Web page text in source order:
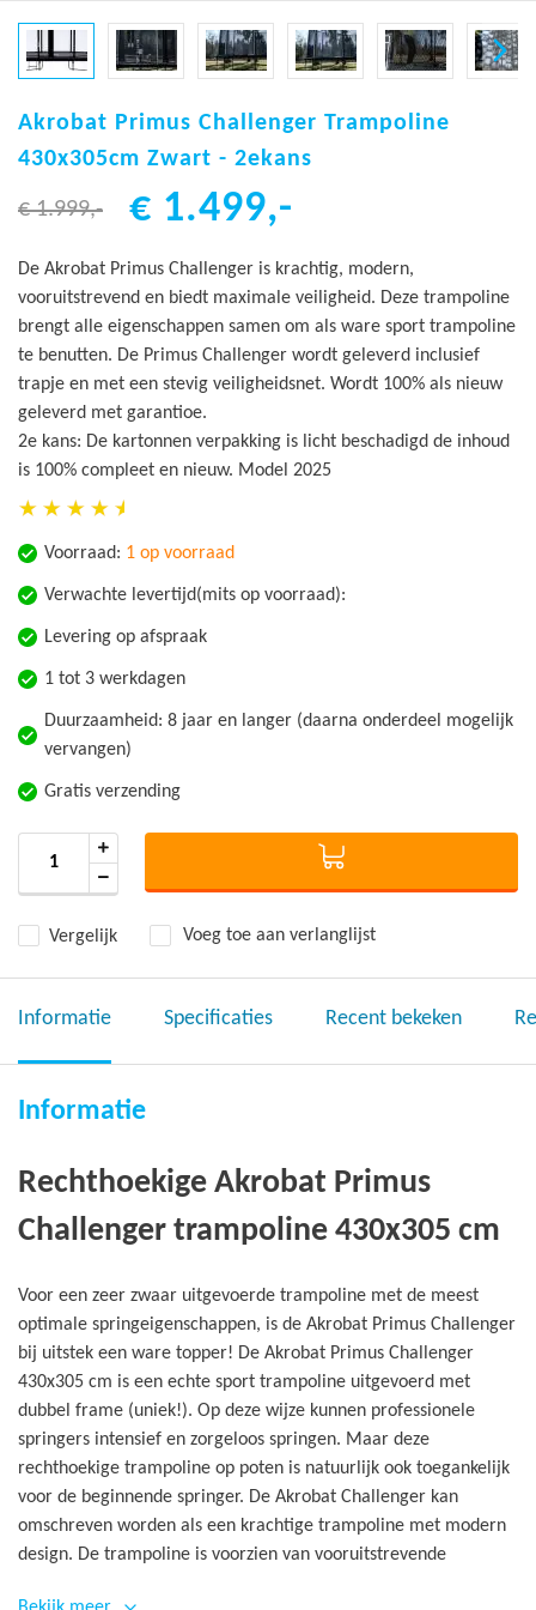
naar
het
van
afbeeldingen-
gallerij
Akrobat Primus Challenger Trampoline
430x305cm Zwart - 2ekans
€ 1.999,- € 1.499,-
De Akrobat Primus Challenger is krachtig, modern,
vooruitstrevend en biedt maximale veiligheid. Deze trampoline
brengt alle eigenschappen samen om als ware sport trampoline
te benutten. De Primus Challenger wordt geleverd inclusief
trapje en met een stevig veiligheidsnet. Wordt 100% als nieuw
geleverd met garantioe.
2e kans: De kartonnen verpakking is licht beschadigd de inhoud
is 100% compleet en nieuw. Model 2025
Voorraad: 1 op voorraad
Verwachte levertijd(mits op voorraad):
Levering op afspraak
1 tot 3 werkdagen
Duurzaamheid: 8 jaar en langer (daarna onderdeel mogelijk
vervangen)
Gratis verzending
Vergelijk Voeg toe aan verlanglijst
Informatie Specificaties Recent bekeken
Informatie
Rechthoekige Akrobat Primus
Challenger trampoline 430x305 cm
Voor een zeer zwaar uitgevoerde trampoline met de meest
optimale springeigenschappen, is de Akrobat Primus Challenger
bij uitstek een ware topper! De Akrobat Primus Challenger
430x305 cm is een echte sport trampoline uitgevoerd met
dubbel frame (uniek!). Op deze wijze kunnen professionele
springers intensief en zorgeloos springen. Maar deze
rechthoekige trampoline op poten is natuurlijk ook toegankelijk
voor de beginnende springer. De Akrobat Challenger kan
omschreven worden als een krachtige trampoline met modern
design. De trampoline is voorzien van vooruitstrevende